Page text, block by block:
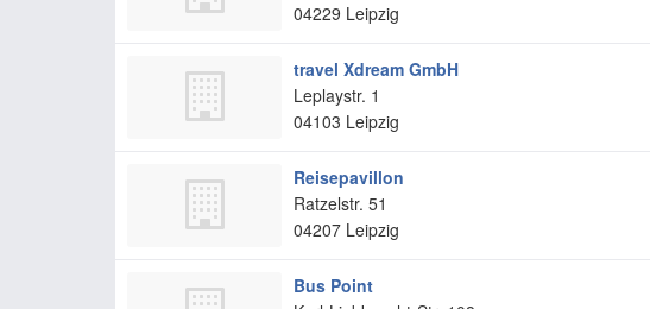
04229 Leipzig
travel Xdream GmbH
Leplaystr. 1
04103 Leipzig
Reisepavillon
Ratzelstr. 51
04207 Leipzig
Bus Point